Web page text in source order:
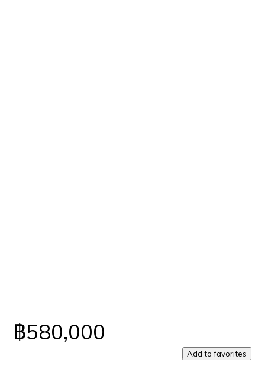
฿580,000
Add to favorites